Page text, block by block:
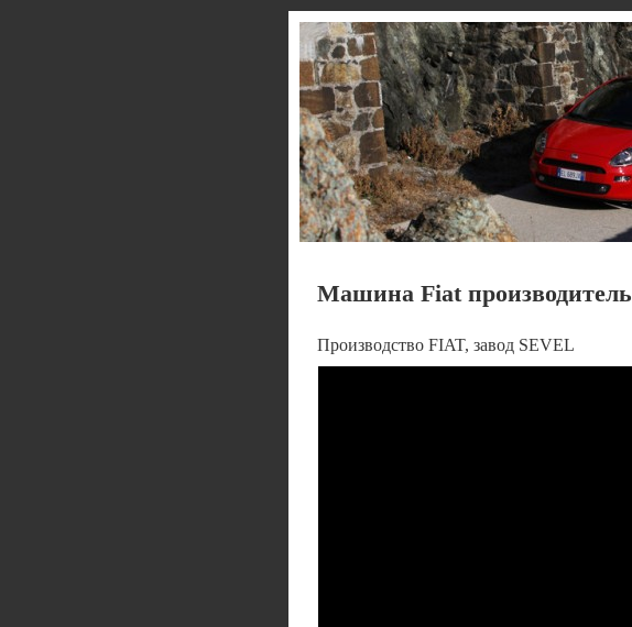
Машина Fiat производитель
Производство FIAT, завод SEVEL